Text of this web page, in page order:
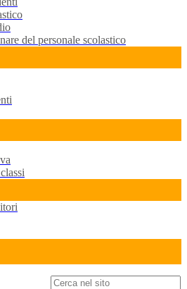
del personale scolastico